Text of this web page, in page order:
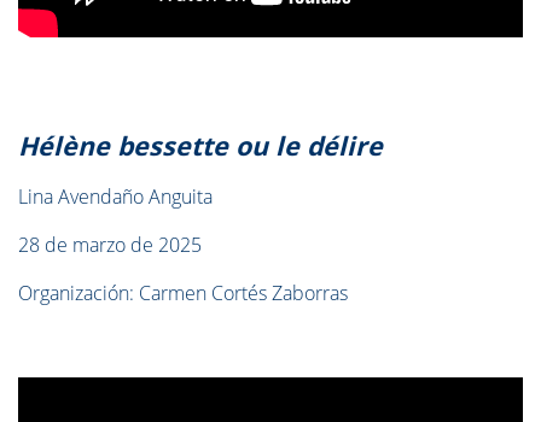
Hélène bessette ou le délire
Lina Avendaño Anguita
28 de marzo de 2025
Organización: Carmen Cortés Zaborras